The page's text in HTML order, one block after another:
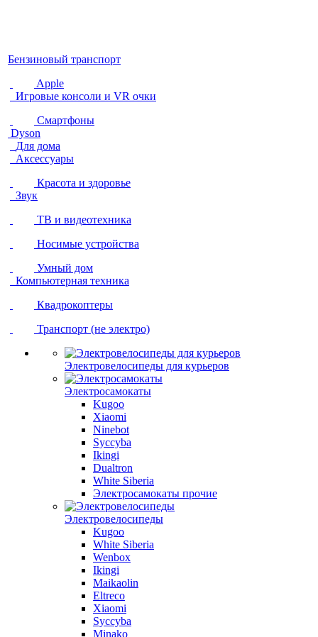
Бензиновый транспорт
Apple
Игровые консоли и VR очки
Смартфоны
Dyson
Для дома
Аксессуары
Красота и здоровье
Звук
ТВ и видеотехника
Носимые устройства
Умный дом
Компьютерная техника
Квадрокоптеры
Транспорт (не электро)
Электровелосипеды для курьеров
Электросамокаты
Kugoo
Xiaomi
Ninebot
Syccyba
Ikingi
Dualtron
White Siberia
Электросамокаты прочие
Электровелосипеды
Kugoo
White Siberia
Wenbox
Ikingi
Maikaolin
Eltreco
Xiaomi
Syccyba
Minako